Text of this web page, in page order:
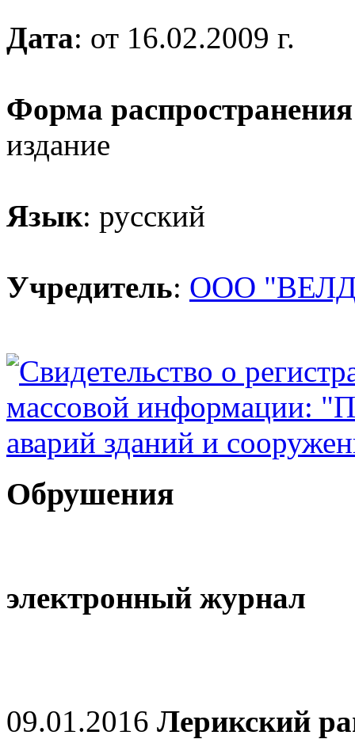
Дата: от 16.02.2009 г.
Форма распространения
издание
Язык: русский
Учредитель: ООО
Обрушения
электронный журнал
09.01.2016 Лерикский